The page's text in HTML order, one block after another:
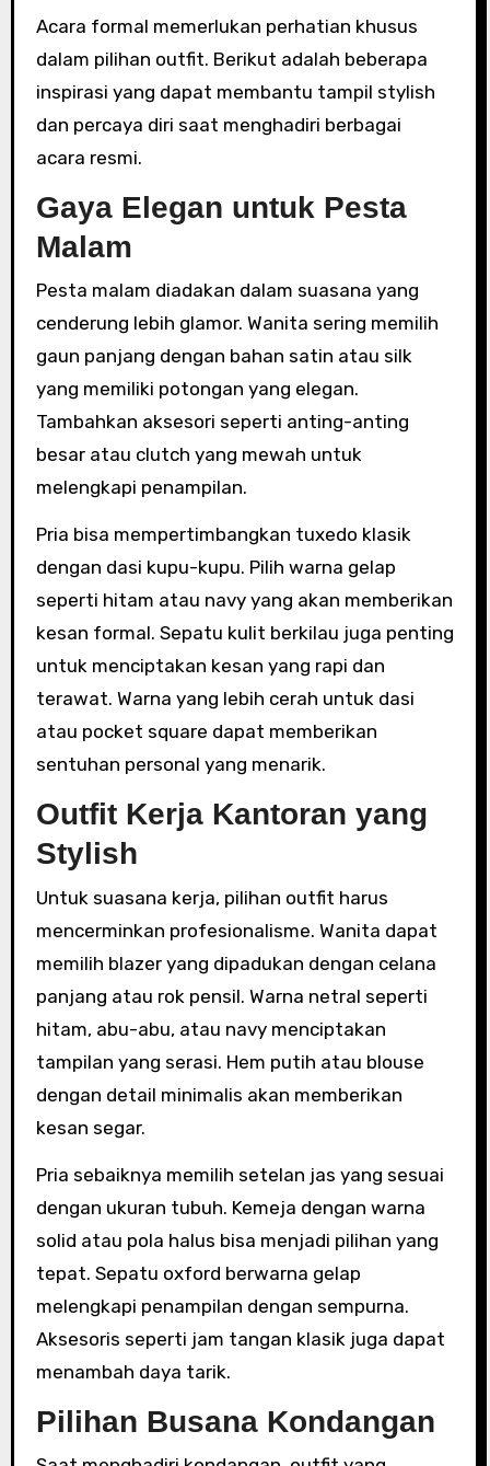
Acara formal memerlukan perhatian khusus
dalam pilihan outfit. Berikut adalah beberapa
inspirasi yang dapat membantu tampil stylish
dan percaya diri saat menghadiri berbagai
acara resmi.
Gaya Elegan untuk Pesta
Malam
Pesta malam diadakan dalam suasana yang
cenderung lebih glamor. Wanita sering memilih
gaun panjang dengan bahan satin atau silk
yang memiliki potongan yang elegan.
Tambahkan aksesori seperti anting-anting
besar atau clutch yang mewah untuk
melengkapi penampilan.
Pria bisa mempertimbangkan tuxedo klasik
dengan dasi kupu-kupu. Pilih warna gelap
seperti hitam atau navy yang akan memberikan
kesan formal. Sepatu kulit berkilau juga penting
untuk menciptakan kesan yang rapi dan
terawat. Warna yang lebih cerah untuk dasi
atau pocket square dapat memberikan
sentuhan personal yang menarik.
Outfit Kerja Kantoran yang
Stylish
Untuk suasana kerja, pilihan outfit harus
mencerminkan profesionalisme. Wanita dapat
memilih blazer yang dipadukan dengan celana
panjang atau rok pensil. Warna netral seperti
hitam, abu-abu, atau navy menciptakan
tampilan yang serasi. Hem putih atau blouse
dengan detail minimalis akan memberikan
kesan segar.
Pria sebaiknya memilih setelan jas yang sesuai
dengan ukuran tubuh. Kemeja dengan warna
solid atau pola halus bisa menjadi pilihan yang
tepat. Sepatu oxford berwarna gelap
melengkapi penampilan dengan sempurna.
Aksesoris seperti jam tangan klasik juga dapat
menambah daya tarik.
Pilihan Busana Kondangan